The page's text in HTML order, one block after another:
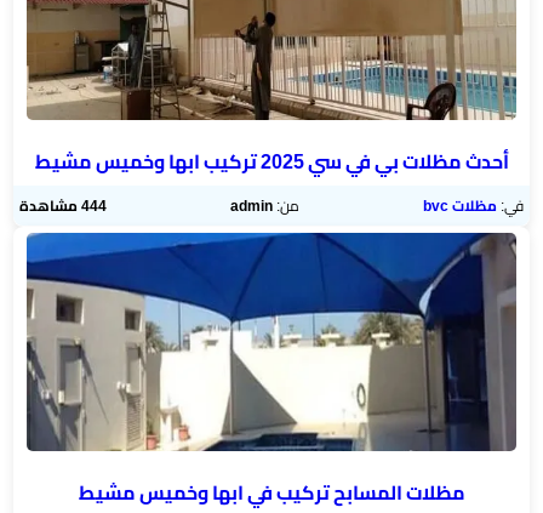
أحدث مظلات بي في سي 2025 تركيب ابها وخميس مشيط
في:مظلات bvc من:admin 444 مشاهدة
مظلات المسابح تركيب في ابها وخميس مشيط